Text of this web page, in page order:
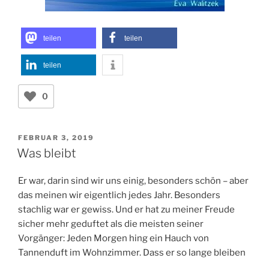
teilen teilen
teilen
0
VERÖFFENTLICHT
AM
FEBRUAR 3, 2019
Was bleibt
Er war, darin sind wir uns einig, besonders schön – aber
das meinen wir eigentlich jedes Jahr. Besonders
stachlig war er gewiss. Und er hat zu meiner Freude
sicher mehr geduftet als die meisten seiner
Vorgänger: Jeden Morgen hing ein Hauch von
Tannenduft im Wohnzimmer. Dass er so lange bleiben